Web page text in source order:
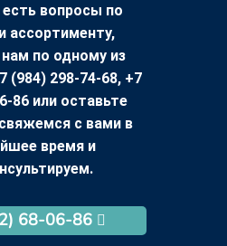
есть вопросы по
ассортименту,
по одному из
(984) 298-74-68, +7
86 или оставьте
с вами в
время и
68-06-86